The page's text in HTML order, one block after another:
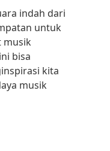
indah dari
untuk
musik
bisa
kita
musik